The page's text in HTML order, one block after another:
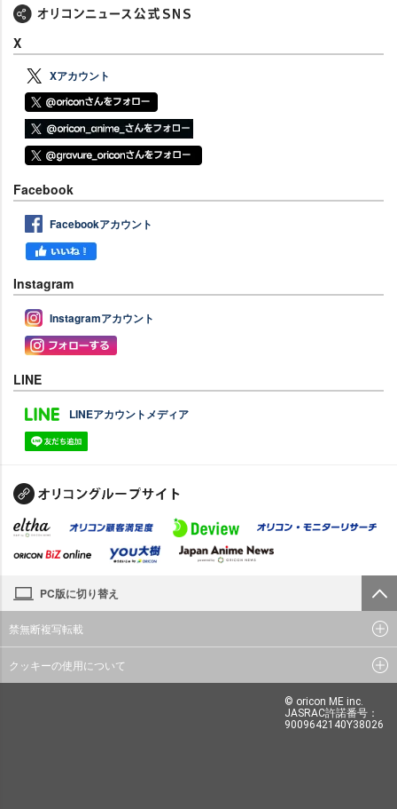
X
Xアカウント
Facebook
Facebookアカウント
Instagram
Instagramアカウント
LINE
LINEアカウントメディア
PC版に切り替え
禁無断複写転載
クッキーの使用について
© oricon ME inc.
JASRAC許諾番号：
9009642140Y38026